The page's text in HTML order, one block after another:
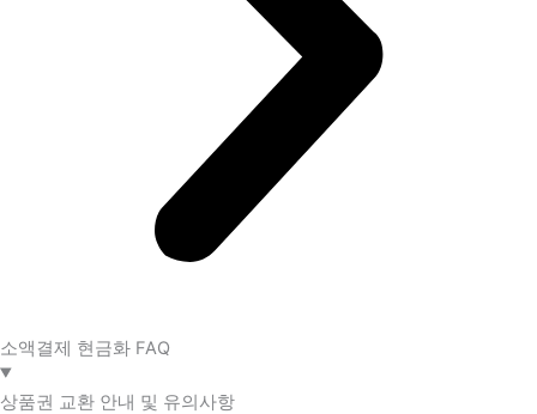
소액결제 현금화 FAQ​
상품권 교환 안내 및 유의사항